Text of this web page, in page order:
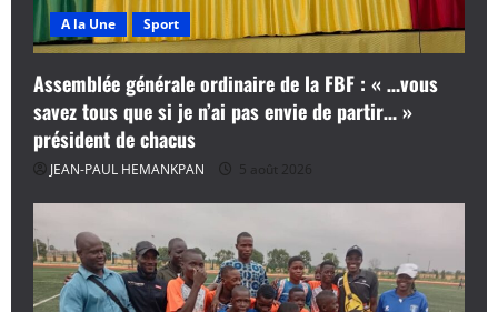
A la Une Sport
Assemblée générale ordinaire de la FBF : « …vous
savez tous que si je n’ai pas envie de partir… »
président de chacus
JEAN-PAUL HEMANKPAN 5 août 2026